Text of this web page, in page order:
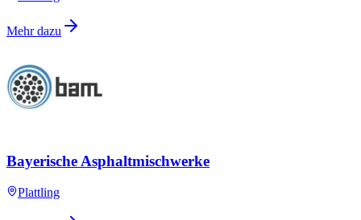
Mehr dazu
Bayerische Asphaltmischwerke
Plattling